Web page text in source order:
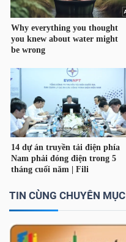
TIN CÙNG CHUYÊN MỤC
Dữ
liệu
chính